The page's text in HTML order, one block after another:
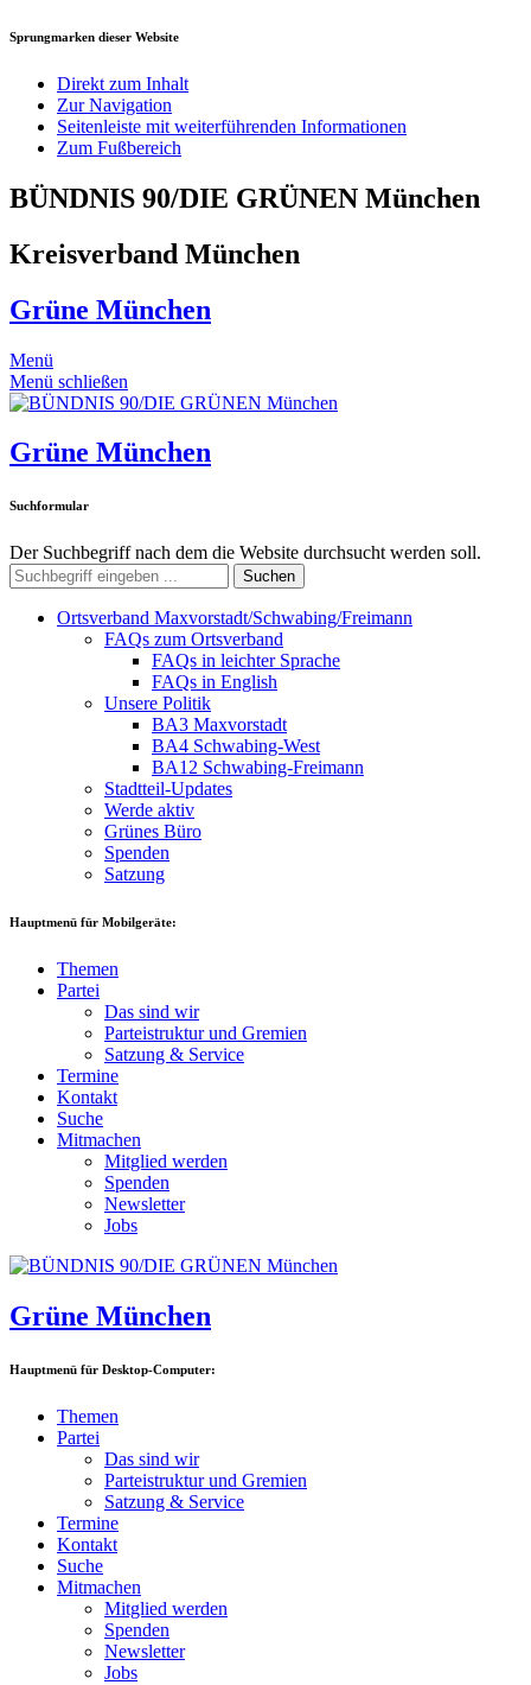
Sprungmarken dieser Website
Direkt zum Inhalt
Zur Navigation
Seitenleiste mit weiterführenden Informationen
Zum Fußbereich
BÜNDNIS 90/DIE GRÜNEN München
Kreisverband München
Grüne München
Menü
Menü schließen
Grüne München
Suchformular
Der Suchbegriff nach dem die Website durchsucht werden soll.
Suchen
Ortsverband Maxvorstadt/Schwabing/Freimann
FAQs zum Ortsverband
FAQs in leichter Sprache
FAQs in English
Unsere Politik
BA3 Maxvorstadt
BA4 Schwabing-West
BA12 Schwabing-Freimann
Stadtteil-Updates
Werde aktiv
Grünes Büro
Spenden
Satzung
Hauptmenü für Mobilgeräte:
Themen
Partei
Das sind wir
Parteistruktur und Gremien
Satzung & Service
Termine
Kontakt
Suche
Mitmachen
Mitglied werden
Spenden
Newsletter
Jobs
Grüne München
Hauptmenü für Desktop-Computer:
Themen
Partei
Das sind wir
Parteistruktur und Gremien
Satzung & Service
Termine
Kontakt
Suche
Mitmachen
Mitglied werden
Spenden
Newsletter
Jobs